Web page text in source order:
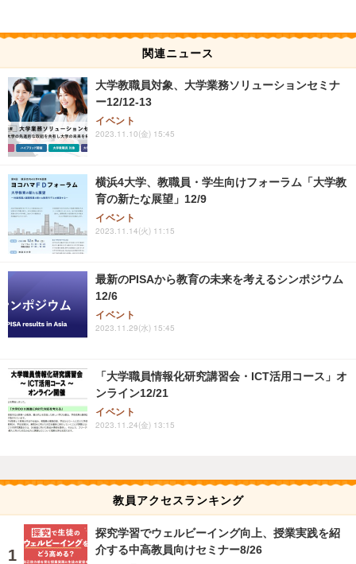
関連ニュース
大学教職員対象、大学業務ソリューションセミナ
ー12/12-13
イベント
2023.11.10(金) 15:45
横浜4大学、教職員・学生向けフォーラム「大学教
育の新たな展望」12/9
イベント
2023.11.14(火) 11:15
最新のPISAから教育の未来を考えるシンポジウム
12/6
イベント
2023.11.29(水) 15:45
「大学職員情報化研究講習会・ICT活用コース」オ
ンライン12/21
イベント
2023.11.24(金) 13:15
教員アクセスランキング
探究学習でウェルビーイング向上、授業実践を紹
介する中高教員向けセミナー8/26